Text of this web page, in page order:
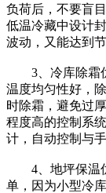
负荷后，不要盲
低温冷藏中设计
波动，又能达到节
3、冷库除霜优
温度均匀性好，
时除霜，避免过
程度高的控制系
计，自动控制与
4、地坪保温优
单，因为小型冷